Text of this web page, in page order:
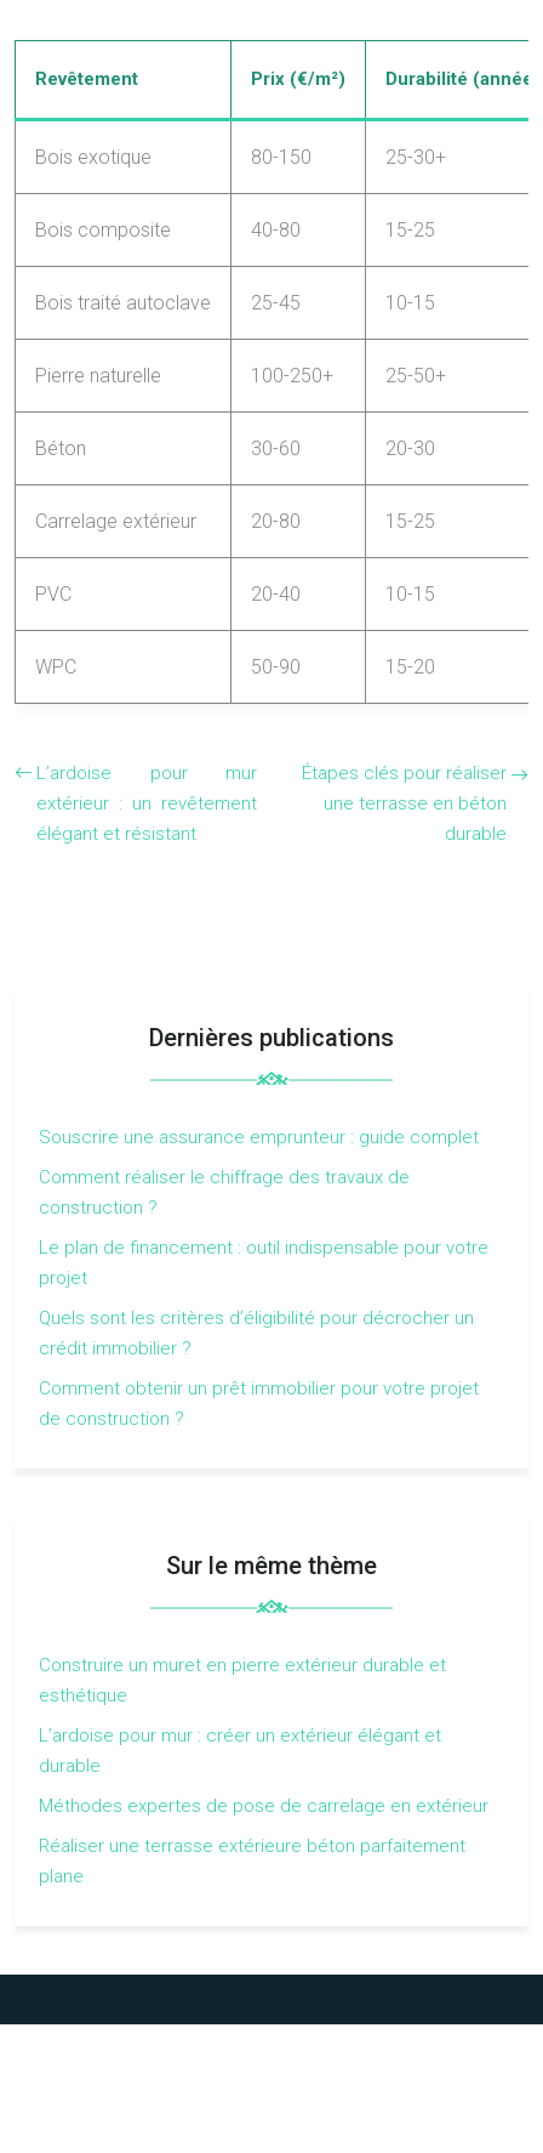
Revêtement Prix (€/m²) Durabilité
Bois exotique 80-150 25-30+
Bois composite 40-80 15-25
Bois traité autoclave 25-45 10-15
Pierre naturelle 100-250+ 25-50+
Béton 30-60 20-30
Carrelage extérieur 20-80 15-25
PVC 20-40 10-15
WPC 50-90 15-20
L’ardoise pour mur
extérieur : un revêtement
élégant et résistant
Étapes clés pour réaliser
une terrasse en béton
durable
Dernières publications
Souscrire une assurance emprunteur : guide complet
Comment réaliser le chiffrage des travaux de
construction ?
Le plan de financement : outil indispensable pour votre
projet
Quels sont les critères d’éligibilité pour décrocher un
crédit immobilier ?
Comment obtenir un prêt immobilier pour votre projet
de construction ?
Sur le même thème
Construire un muret en pierre extérieur durable et
esthétique
L’ardoise pour mur : créer un extérieur élégant et
durable
Méthodes expertes de pose de carrelage en extérieur
Réaliser une terrasse extérieure béton parfaitement
plane